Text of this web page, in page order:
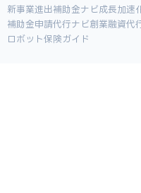
新事業進出補助金ナビ成長加速
補助金申請代行ナビ創業融資代
ロボット保険ガイド